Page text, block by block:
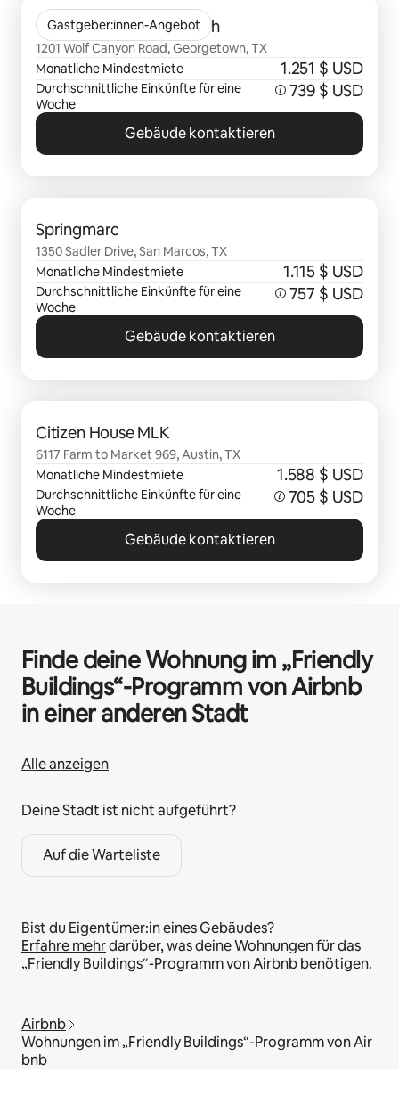
Gastgeber:innen-Angebot
Citizen House Wolf Ranch
1201 Wolf Canyon Road, Georgetown, TX
Monatliche Mindestmiete
1.251 $ USD
Durchschnittliche Einkünfte für eine
Woche
739 $ USD
Gebäude kontaktieren
Springmarc
1350 Sadler Drive, San Marcos, TX
Monatliche Mindestmiete
1.115 $ USD
Durchschnittliche Einkünfte für eine
Woche
757 $ USD
Gebäude kontaktieren
Citizen House MLK
6117 Farm to Market 969, Austin, TX
Monatliche Mindestmiete
1.588 $ USD
Durchschnittliche Einkünfte für eine
Woche
705 $ USD
Gebäude kontaktieren
Finde deine Wohnung im „Friendly
Buildings“-Programm von Airbnb
in einer anderen Stadt
Alle anzeigen
Deine Stadt ist nicht aufgeführt?
Auf die Warteliste
Bist du Eigentümer:in eines Gebäudes?
Erfahre mehrdarüber, was deine Wohnungen für das
„Friendly Buildings“-Programm von Airbnb benötigen.
Airbnb
Wohnungen im „Friendly Buildings“-Programm von Air
bnb